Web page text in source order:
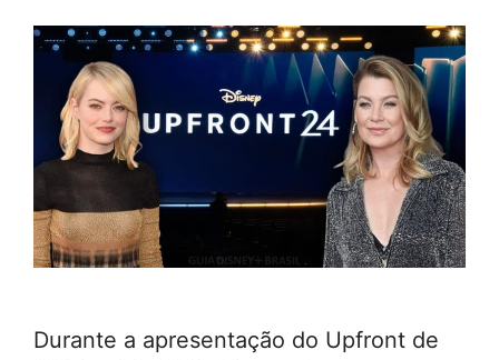
Durante a apresentação do Upfront de